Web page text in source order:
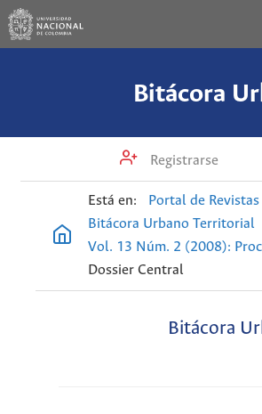
Bitácora
Registrarse
Está en: Portal de Revistas
Bitácora Urbano Territorial
Vol. 13 Núm. 2 (2008):
Dossier Central
Bitácora